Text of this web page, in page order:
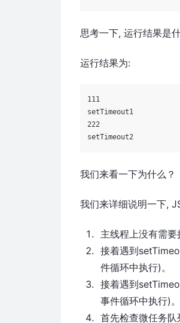
思考一下, 运行结果是
运行结果为:
111
setTimeout1
222
我们来看一下为什么？
我们来详细说明一下,
主线程上没有需
接着遇到
件循环中执行)。
接着遇到
事件循环中执行)。
首先检查微任务